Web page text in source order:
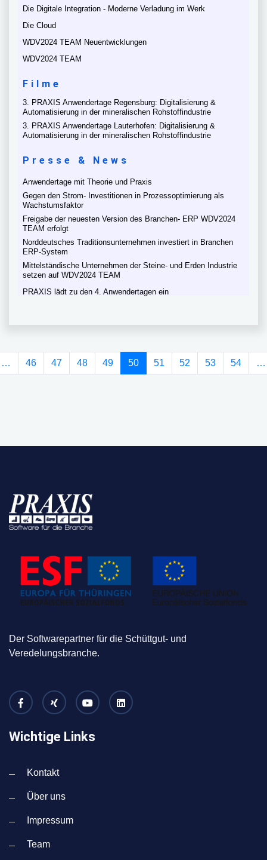
Die Digitale Integration - Moderne Verladung im Werk
Die Cloud
WDV2024 TEAM Neuentwicklungen
WDV2024 TEAM
Filme
3. PRAXIS Anwendertage Regensburg: Digitalisierung &
Automatisierung in der mineralischen Rohstoffindustrie
3. PRAXIS Anwendertage Lauterhofen: Digitalisierung &
Automatisierung in der mineralischen Rohstoffindustrie
Presse & News
Anwendertage mit Theorie und Praxis
Gegen den Strom- Investitionen in Prozessoptimierung als
Wachstumsfaktor
Freigabe der neuesten Version des Branchen- ERP WDV2024
TEAM erfolgt
Norddeutsches Traditionsunternehmen investiert in Branchen
ERP-System
Mittelständische Unternehmen der Steine- und Erden Industrie
setzen auf WDV2024 TEAM
PRAXIS lädt zu den 4. Anwendertagen ein
… 46 47 48 49 50(current)
51 52 53 54 …
Der Softwarepartner für die Schüttgut- und
Veredelungsbranche.
Wichtige Links
Kontakt
Über uns
Impressum
Team